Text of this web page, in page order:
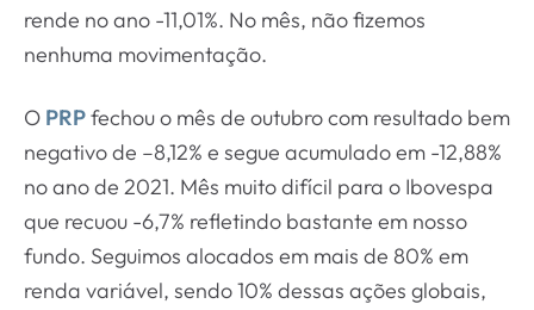
rende no ano -11,01%. No mês, não fizemos
nenhuma movimentação.
O PRPfechou o mês de outubro com resultado bem
negativo de –8,12% e segue acumulado em -12,88%
no ano de 2021. Mês muito difícil para o Ibovespa
que recuou -6,7% refletindo bastante em nosso
fundo. Seguimos alocados em mais de 80% em
renda variável, sendo 10% dessas ações globais,